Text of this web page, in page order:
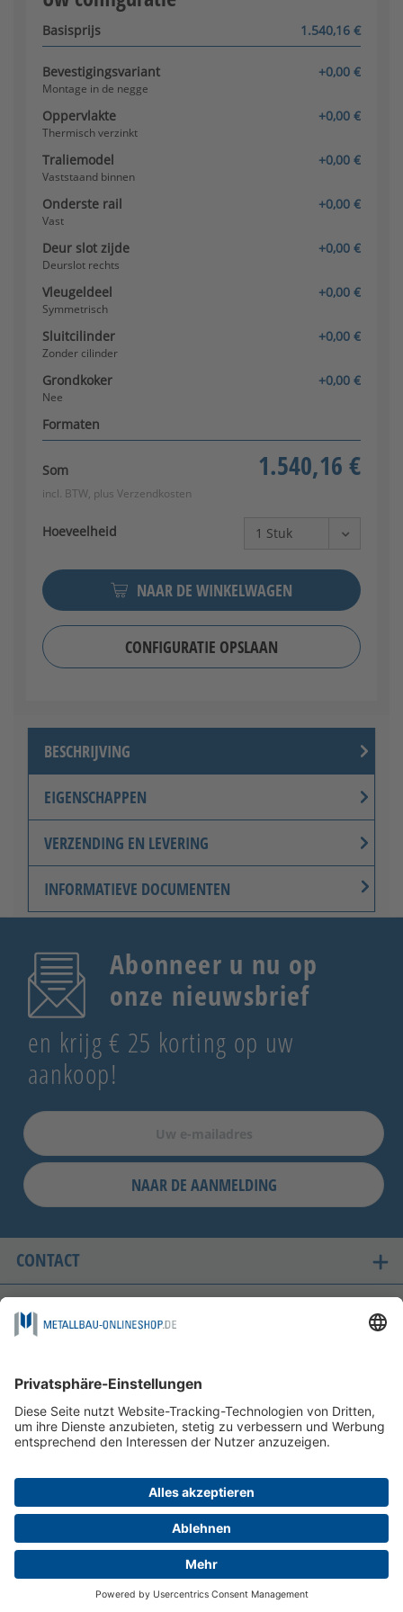
Basisprijs 1.540,16 €
Bevestigingsvariant +0,00 €
Montage in de negge
Oppervlakte +0,00 €
Thermisch verzinkt
Traliemodel +0,00 €
Vaststaand binnen
Onderste rail +0,00 €
Vast
Deur slot zijde +0,00 €
Deurslot rechts
Vleugeldeel +0,00 €
Symmetrisch
Sluitcilinder +0,00 €
Zonder cilinder
Grondkoker +0,00 €
Nee
Formaten
Som 1.540,16 €
incl. BTW, plus Verzendkosten
Hoeveelheid
NAAR DE WINKELWAGEN
CONFIGURATIE OPSLAAN
BESCHRIJVING
EIGENSCHAPPEN
VERZENDING EN LEVERING
INFORMATIEVE DOCUMENTEN
Abonneer u nu op
onze nieuwsbrief
en krijg € 25 korting op uw
aankoop!
NAAR DE AANMELDING
CONTACT
ONZE LANDEN VAN LEVERING
FOLGEN SIE UNS AUF
BETAALMOGELIJKHEDEN
HELP EN SERVICE
2026MDR Metallbau Onlineshop GmbH